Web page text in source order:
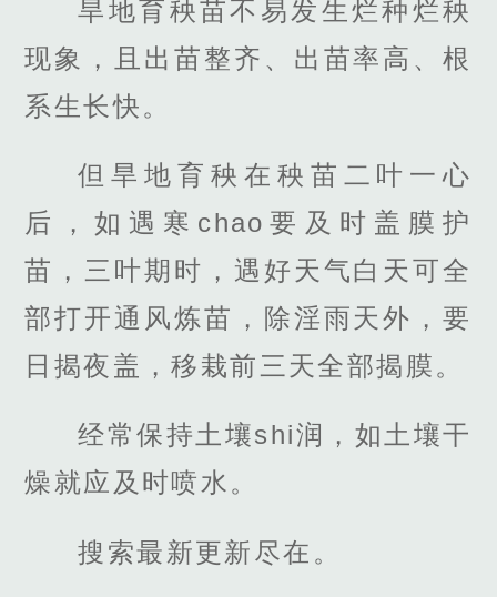
旱地育秧苗不易发生烂种烂秧
现象，且出苗整齐、出苗率高、根
系生长快。
但旱地育秧在秧苗二叶一心
后，如遇寒chao要及时盖膜护
苗，三叶期时，遇好天气白天可全
部打开通风炼苗，除淫雨天外，要
日揭夜盖，移栽前三天全部揭膜。
经常保持土壤shi润，如土壤干
燥就应及时喷水。
搜索最新更新尽在。